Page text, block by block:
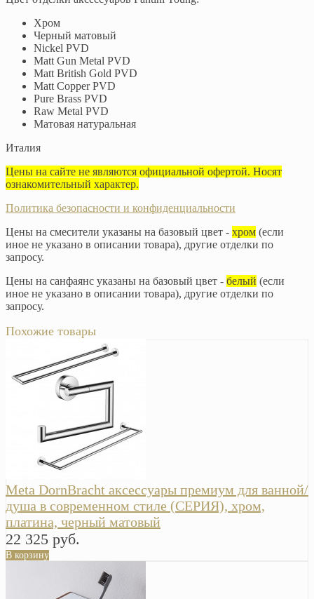
Хром
Черный матовый
Nickel PVD
Matt Gun Metal PVD
Matt British Gold PVD
Matt Copper PVD
Pure Brass PVD
Raw Metal PVD
Матовая натуральная
Италия
Цены на сайте не являются официальной офертой. Носят
ознакомительный характер.
Политика безопасности и конфиденциальности
Цены на смесители указаны на базовый цвет - хром (если
иное не указано в описании товара), другие отделки по
запросу.
Цены на санфаянс указаны на базовый цвет - белый (если
иное не указано в описании товара), другие отделки по
запросу.
Похожие товары
Meta DornBracht аксессуары премиум для ванной/
душа в современном стиле (СЕРИЯ), хром,
платина, черный матовый
22 325 руб.
В корзину